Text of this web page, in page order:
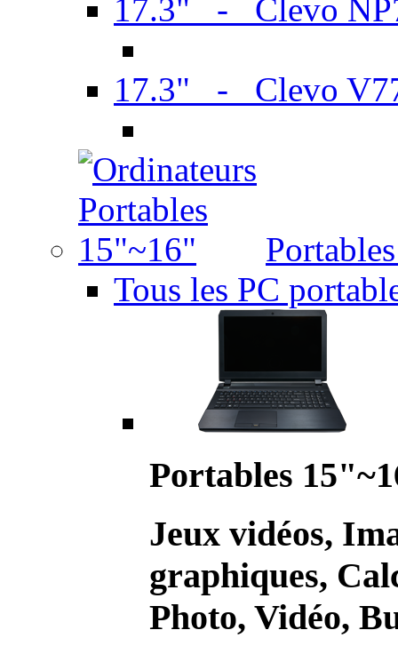
17.3" - Clevo
17.3" - Clevo
Tous les PC
Portables
Jeux vidéos,
graphiques,
Photo, Vidéo,